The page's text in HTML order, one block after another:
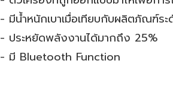
- มีน้ำหนักเบาเมื่อเทียบกับผลิตภัณฑ์ร
- ประหยัดพลังงานได้มากถึง 25%
- มี Bluetooth Function